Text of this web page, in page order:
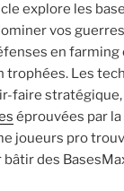
explore les
vos
en farming
trophées. Les
faire
éprouvées par
joueurs pro
des